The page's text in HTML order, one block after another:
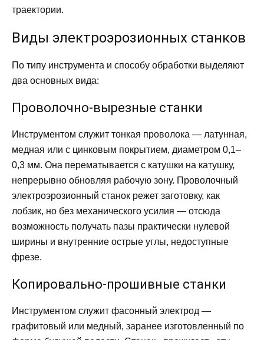
траектории.
Виды электроэрозионных станков
По типу инструмента и способу обработки выделяют
два основных вида:
Проволочно-вырезные станки
Инструментом служит тонкая проволока — латунная,
медная или с цинковым покрытием, диаметром 0,1–
0,3 мм. Она перематывается с катушки на катушку,
непрерывно обновляя рабочую зону. Проволочный
электроэрозионный станок режет заготовку, как
лобзик, но без механического усилия — отсюда
возможность получать пазы практически нулевой
ширины и внутренние острые углы, недоступные
фрезе.
Копировально-прошивные станки
Инструментом служит фасонный электрод —
графитовый или медный, заранее изготовленный по